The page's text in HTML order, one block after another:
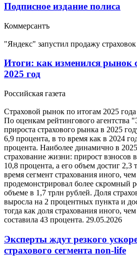
Подписное издание полиса
Коммерсантъ
"Яндекс" запустил продажу
Итоги: как изменился рынок
2025 год
Российская газета
Страховой рынок по итогам 2025
По оценкам рейтингового агентства
прироста страхового рынка в 2025
6,9 процента, в то время как в 2024
процента. Наиболее динамично в
страхование жизни: прирост взносов
10,8 процента, а его объем достиг
время сегмент страхования иного,
продемонстрировал более скромный
объеме в 1,7 трлн рублей. Доля
выросла на 2 процентных пункта и
тогда как доля страхования иного,
составила 43 процента. 29.05.2026
Эксперты ждут резкого
страхового сегмента non-life